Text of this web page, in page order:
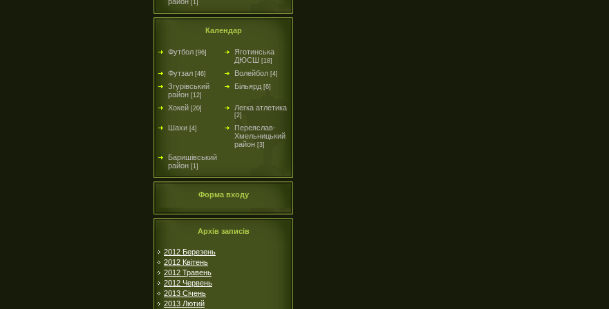
[1]
Календар
Футбол [96]
Яготинська
ДЮСШ [18]
Футзал [46] Волейбол [4]
Згурівський
район [12]
Більярд [6]
Хокей [20] Легка атлетика
[2]
Шахи [4]
Переяслав-
Хмельницький
район [3]
Баришівський
район [1]
Форма входу
Архів записів
2012 Березень
2012 Квітень
2012 Травень
2012 Червень
2013 Січень
2013 Лютий